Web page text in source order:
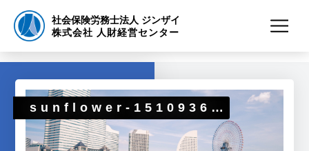
社会保険労務士法人 ジンザイ
株式会社 人財経営センター
sunflower-1510936_960_720